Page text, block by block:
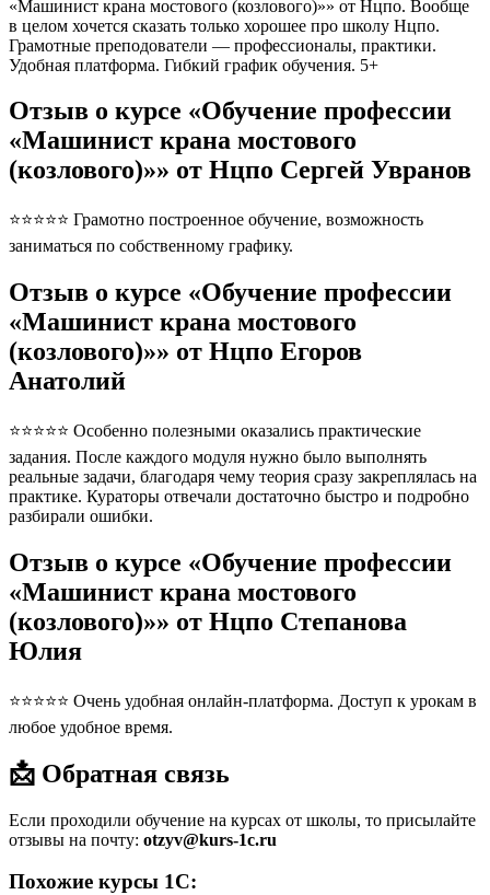
«Машинист крана мостового (козлового)»» от Нцпо. Вообще
в целом хочется сказать только хорошее про школу Нцпо.
Грамотные преподователи — профессионалы, практики.
Удобная платформа. Гибкий график обучения. 5+
Отзыв о курсе «Обучение профессии
«Машинист крана мостового
(козлового)»» от Нцпо Сергей Увранов
⭐⭐⭐⭐⭐ Грамотно построенное обучение, возможность
заниматься по собственному графику.
Отзыв о курсе «Обучение профессии
«Машинист крана мостового
(козлового)»» от Нцпо Егоров
Анатолий
⭐⭐⭐⭐⭐ Особенно полезными оказались практические
задания. После каждого модуля нужно было выполнять
реальные задачи, благодаря чему теория сразу закреплялась на
практике. Кураторы отвечали достаточно быстро и подробно
разбирали ошибки.
Отзыв о курсе «Обучение профессии
«Машинист крана мостового
(козлового)»» от Нцпо Степанова
Юлия
⭐⭐⭐⭐⭐ Очень удобная онлайн-платформа. Доступ к урокам в
любое удобное время.
📩 Обратная связь
Если проходили обучение на курсах от школы, то присылайте
отзывы на почту: otzyv@kurs-1c.ru
Похожие курсы 1С: